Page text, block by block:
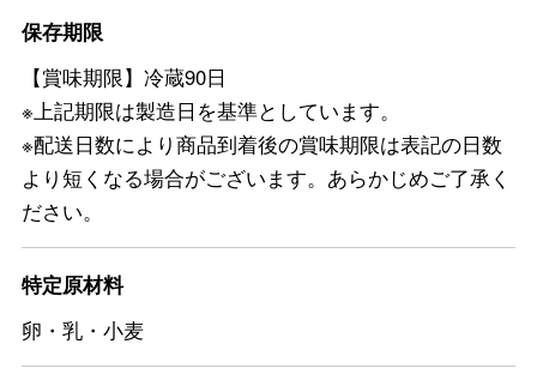
保存期限
【賞味期限】冷蔵90日
※上記期限は製造日を基準としています。
※配送日数により商品到着後の賞味期限は表記の日数
より短くなる場合がございます。あらかじめご了承く
ださい。
特定原材料
卵・乳・小麦